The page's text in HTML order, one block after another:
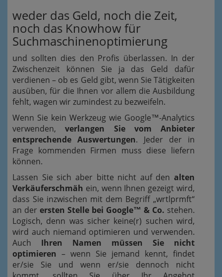
weder das Geld, noch die Zeit,
noch das Knowhow für
Suchmaschinenoptimierung
und sollten dies den Profis überlassen. In der
Zwischenzeit können Sie ja das Geld dafür
verdienen – ob es Geld gibt, wenn Sie Tätigkeiten
ausüben, für die Ihnen vor allem die Ausbildung
fehlt, wagen wir zumindest zu bezweifeln.
Wenn Sie kein Werkzeug wie Google™-Analytics
verwenden,verlangen Sie vom Anbieter
entsprechende Auswertungen. Jeder der in
Frage kommenden Firmen muss diese liefern
können.
Lassen Sie sich aber bitte nicht auf den alten
Verkäuferschmäh ein, wenn Ihnen gezeigt wird,
dass Sie inzwischen mit dem Begriff „wrtlprmft“
an der ersten Stelle bei Google™ & Co. stehen.
Logisch, denn was sicher keine(r) suchen wird,
wird auch niemand optimieren und verwenden.
Auch Ihren Namen müssen Sie nicht
optimieren – wenn Sie jemand kennt, findet
er/sie Sie und wenn er/sie dennoch nicht